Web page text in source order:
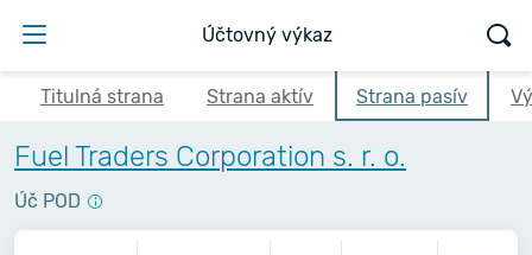
Účtovný výkaz
Titulná strana Strana aktív Strana pasív
Fuel Traders Corporation s. r. o.
Úč POD